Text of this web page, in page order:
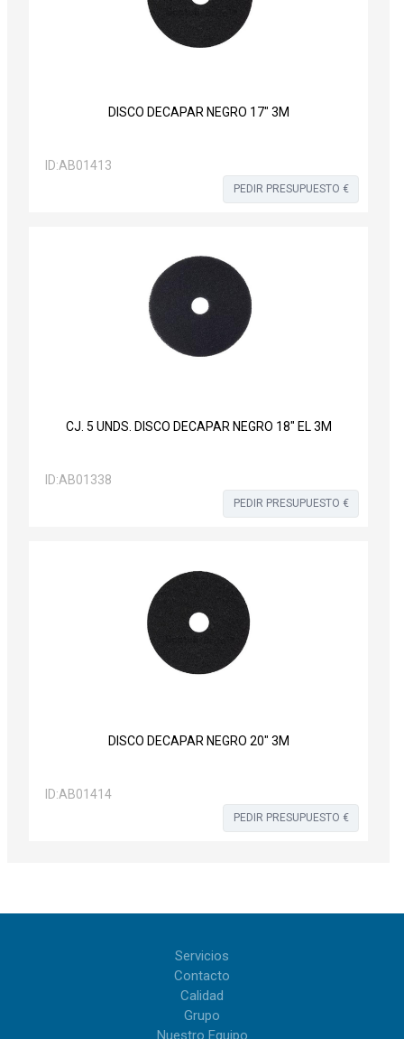
DISCO DECAPAR NEGRO 17" 3M
ID:AB01413
PEDIR PRESUPUESTO €
CJ. 5 UNDS. DISCO DECAPAR NEGRO 18" EL 3M
ID:AB01338
PEDIR PRESUPUESTO €
DISCO DECAPAR NEGRO 20" 3M
ID:AB01414
PEDIR PRESUPUESTO €
Servicios
Contacto
Calidad
Grupo
Nuestro Equipo